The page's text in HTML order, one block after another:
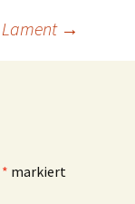
Lament →
* markiert